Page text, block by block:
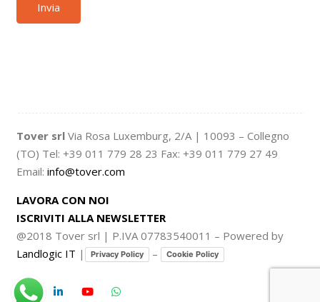
Tover srl Via Rosa Luxemburg, 2/A | 10093 – Collegno
(TO) Tel: +39 011 779 28 23 Fax: +39 011 779 27 49
Email: info@tover.com
LAVORA CON NOI
ISCRIVITI ALLA NEWSLETTER
@2018 Tover srl | P.IVA 07783540011 – Powered by
Landlogic IT | Privacy Policy – Cookie Policy